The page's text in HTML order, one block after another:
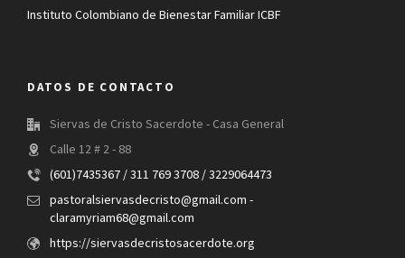
Instituto Colombiano de Bienestar Familiar ICBF
DATOS DE CONTACTO
Siervas de Cristo Sacerdote - Casa General
Calle 12 # 2 - 88
(601)7435367 / 311 769 3708 / 3229064473
pastoralsiervasdecristo@gmail.com -
claramyriam68@gmail.com
https://siervasdecristosacerdote.org